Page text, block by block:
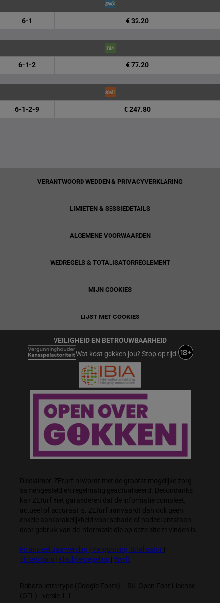
6-1 € 32.20
6-1-2 € 77.20
6-1-2-9 € 247.80
VERANTWOORD WEDDEN & PRIVACYVERKLARING
LIMIETEN & SESSIEDETAILS
ALGEMENE VOORWAARDEN
WEDREGELS & TOTALISATORREGLEMENT
MIJN COOKIES
LIJST MET COOKIES
VEILIGHEID EN BETROUWBAARHEID
Wat kost gokken jou? Stop op tijd.
Disclaimer: ZEturf.nl wordt met de grootst mogelijke zorg
samengesteld en regelmatig geactualiseerd. Desondanks
kan ZEturf niet garanderen dat de informatie compleet,
actueel of accuraat is. ZEturf aanvaardt dan ook geen
enkele aansprakelijkheid voor schade of nadeel ontstaan
door gebruik van de informatie die op deze site te vinden is.
Financieel Jaarverslag Vergunning Totalisator
Ticketclaim
Klachtenregeling Wwft
Roboto-lettertype (Google Fonts). - SIL Open Font License
(OFL) - versie 1.1